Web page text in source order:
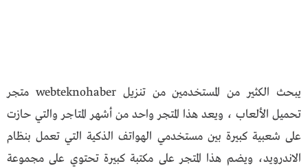
يبحث الكثير من المستخدمين من تنزيل webteknohaber متجر
تحميل الألعاب ، ويعد هذا المتجر واحد من أشهر المتاجر والتي حازت
على شعبية كبيرة بين مستخدمي الهواتف الذكية التي تعمل بنظام
الاندرويد، ويضم هذا المتجر على مكتبة كبيرة تحتوي على مجموعة